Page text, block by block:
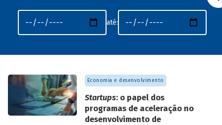
até:
Economia e desenvolvimento
Startups: o papel dos
programas de aceleração no
desenvolvimento de